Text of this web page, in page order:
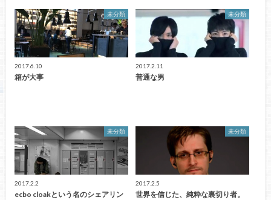
未分類
2017.6.10
箱が大事
未分類
2017.2.11
普通な男
未分類
2017.2.2
ecbo cloakという名のシェアリン
未分類
2017.2.5
世界を信じた、純粋な裏切り者。